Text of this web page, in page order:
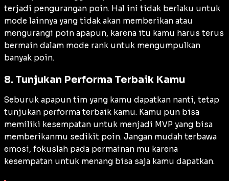
terjadi pengurangan poin. Hal ini tidak berlaku untuk
mode lainnya yang tidak akan memberikan atau
mengurangi poin apapun, karena itu kamu harus terus
bermain dalam mode rank untuk mengumpulkan
banyak poin.
8. Tunjukan Performa Terbaik Kamu
Seburuk apapun tim yang kamu dapatkan nanti, tetap
tunjukan performa terbaik kamu. Kamu pun bisa
memiliki kesempatan untuk menjadi MVP yang bisa
memberikanmu sedikit poin. Jangan mudah terbawa
emosi, fokuslah pada permainan mu karena
kesempatan untuk menang bisa saja kamu dapatkan.